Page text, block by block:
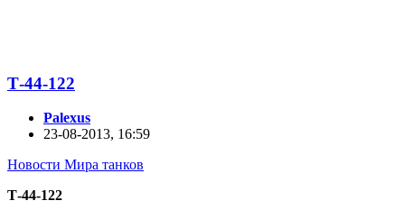
Т-44-122
Palexus
23-08-2013, 16:59
Новости Мира танков
Т-44-122